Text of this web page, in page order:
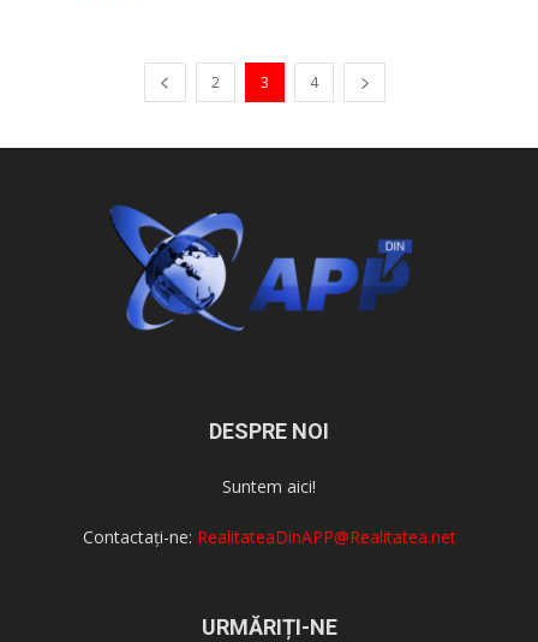
2 3 4
DESPRE NOI
Suntem aici!
Contactați-ne: RealitateaDinAPP@Realitatea.net
URMĂRIȚI-NE